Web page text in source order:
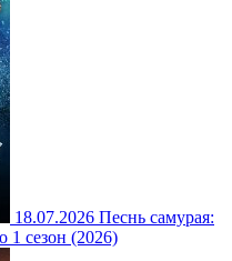
18.07.2026 Песнь самурая:
1 сезон (2026)